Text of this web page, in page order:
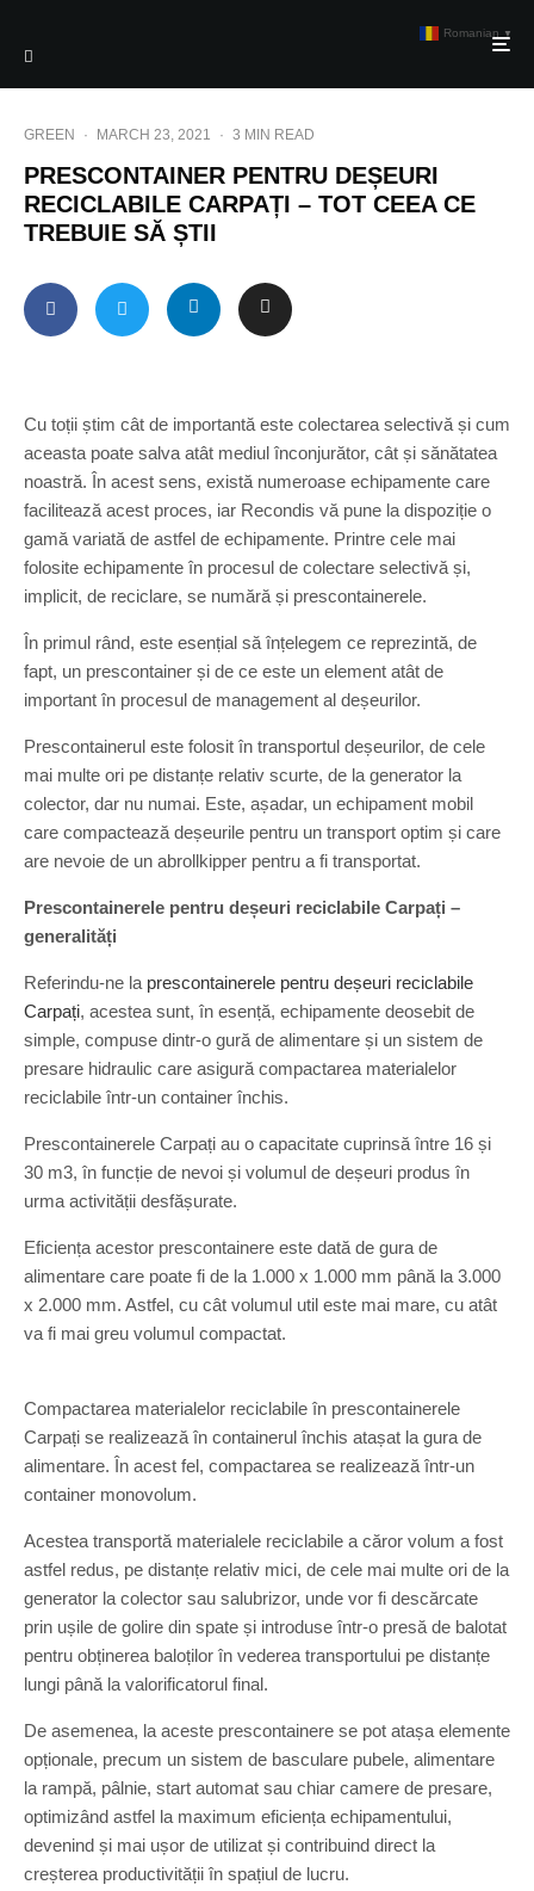
GREEN · MARCH 23, 2021 · 3 MIN READ
PRESCONTAINER PENTRU DEȘEURI
RECICLABILE CARPAȚI – TOT CEEA CE
TREBUIE SĂ ȘTII
Cu toții știm cât de importantă este colectarea selectivă și cum
aceasta poate salva atât mediul înconjurător, cât și sănătatea
noastră. În acest sens, există numeroase echipamente care
facilitează acest proces, iar Recondis vă pune la dispoziție o
gamă variată de astfel de echipamente. Printre cele mai
folosite echipamente în procesul de colectare selectivă și,
implicit, de reciclare, se numără și prescontainerele.
În primul rând, este esențial să înțelegem ce reprezintă, de
fapt, un prescontainer și de ce este un element atât de
important în procesul de management al deșeurilor.
Prescontainerul este folosit în transportul deșeurilor, de cele
mai multe ori pe distanțe relativ scurte, de la generator la
colector, dar nu numai. Este, așadar, un echipament mobil
care compactează deșeurile pentru un transport optim și care
are nevoie de un abrollkipper pentru a fi transportat.
Prescontainerele pentru deșeuri reciclabile Carpați –
generalități
Referindu-ne la prescontainerele pentru deșeuri reciclabile
Carpați, acestea sunt, în esență, echipamente deosebit de
simple, compuse dintr-o gură de alimentare și un sistem de
presare hidraulic care asigură compactarea materialelor
reciclabile într-un container închis.
Prescontainerele Carpați au o capacitate cuprinsă între 16 și
30 m3, în funcție de nevoi și volumul de deșeuri produs în
urma activității desfășurate.
Eficiența acestor prescontainere este dată de gura de
alimentare care poate fi de la 1.000 x 1.000 mm până la 3.000
x 2.000 mm. Astfel, cu cât volumul util este mai mare, cu atât
va fi mai greu volumul compactat.
Compactarea materialelor reciclabile în prescontainerele
Carpați se realizează în containerul închis atașat la gura de
alimentare. În acest fel, compactarea se realizează într-un
container monovolum.
Acestea transportă materialele reciclabile a căror volum a fost
astfel redus, pe distanțe relativ mici, de cele mai multe ori de la
generator la colector sau salubrizor, unde vor fi descărcate
prin ușile de golire din spate și introduse într-o presă de balotat
pentru obținerea baloților în vederea transportului pe distanțe
lungi până la valorificatorul final.
De asemenea, la aceste prescontainere se pot atașa elemente
opționale, precum un sistem de basculare pubele, alimentare
la rampă, pâlnie, start automat sau chiar camere de presare,
optimizând astfel la maximum eficiența echipamentului,
devenind și mai ușor de utilizat și contribuind direct la
creșterea productivității în spațiul de lucru.
Romanian ▼